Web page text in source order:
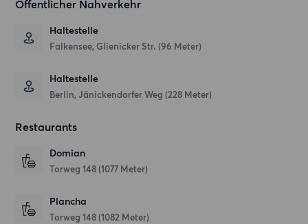
Öffentlicher Nahverkehr
Haltestelle
Falkensee, Glienicker Str. (96 Meter)
Haltestelle
Berlin, Jänickendorfer Weg (228 Meter)
Restaurants
Domian
Torweg 148 (1077 Meter)
Plancha
Torweg 148 (1082 Meter)